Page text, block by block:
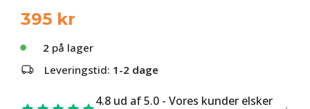
395 kr
2 på lager
Leveringstid: 1-2 dage
4.8 ud af 5.0 - Vores kunder elsker